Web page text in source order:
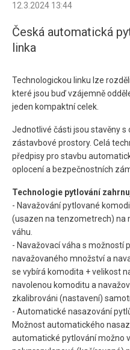
12.3.2024 13:44
Česká automatická
linka
Technologickou linku lze
které jsou buď vzájemně
jeden kompaktní celek.
Jednotlivé části jsou stavěny
zástavbové prostory. Celá
předpisy pro stavbu
oplocení a bezpečnostních
Technologie pytlování
- Navažování pytlované
(usazen na tenzometrech) na
váhu.
- Navažovací váha s možností
navažovaného množství a
se vybírá komodita + velikost
navolenou komoditu a
zkalibrováni (nastavení)
- Automatické nasazování
Možnost automatického
automatické pytlování možno